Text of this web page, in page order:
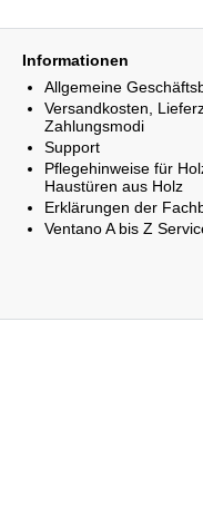
Informationen
Allgemeine
Versandkosten,
Zahlungsmodi
Support
Pflegehinweise für
Haustüren aus Holz
Erklärungen der
Ventano A bis Z